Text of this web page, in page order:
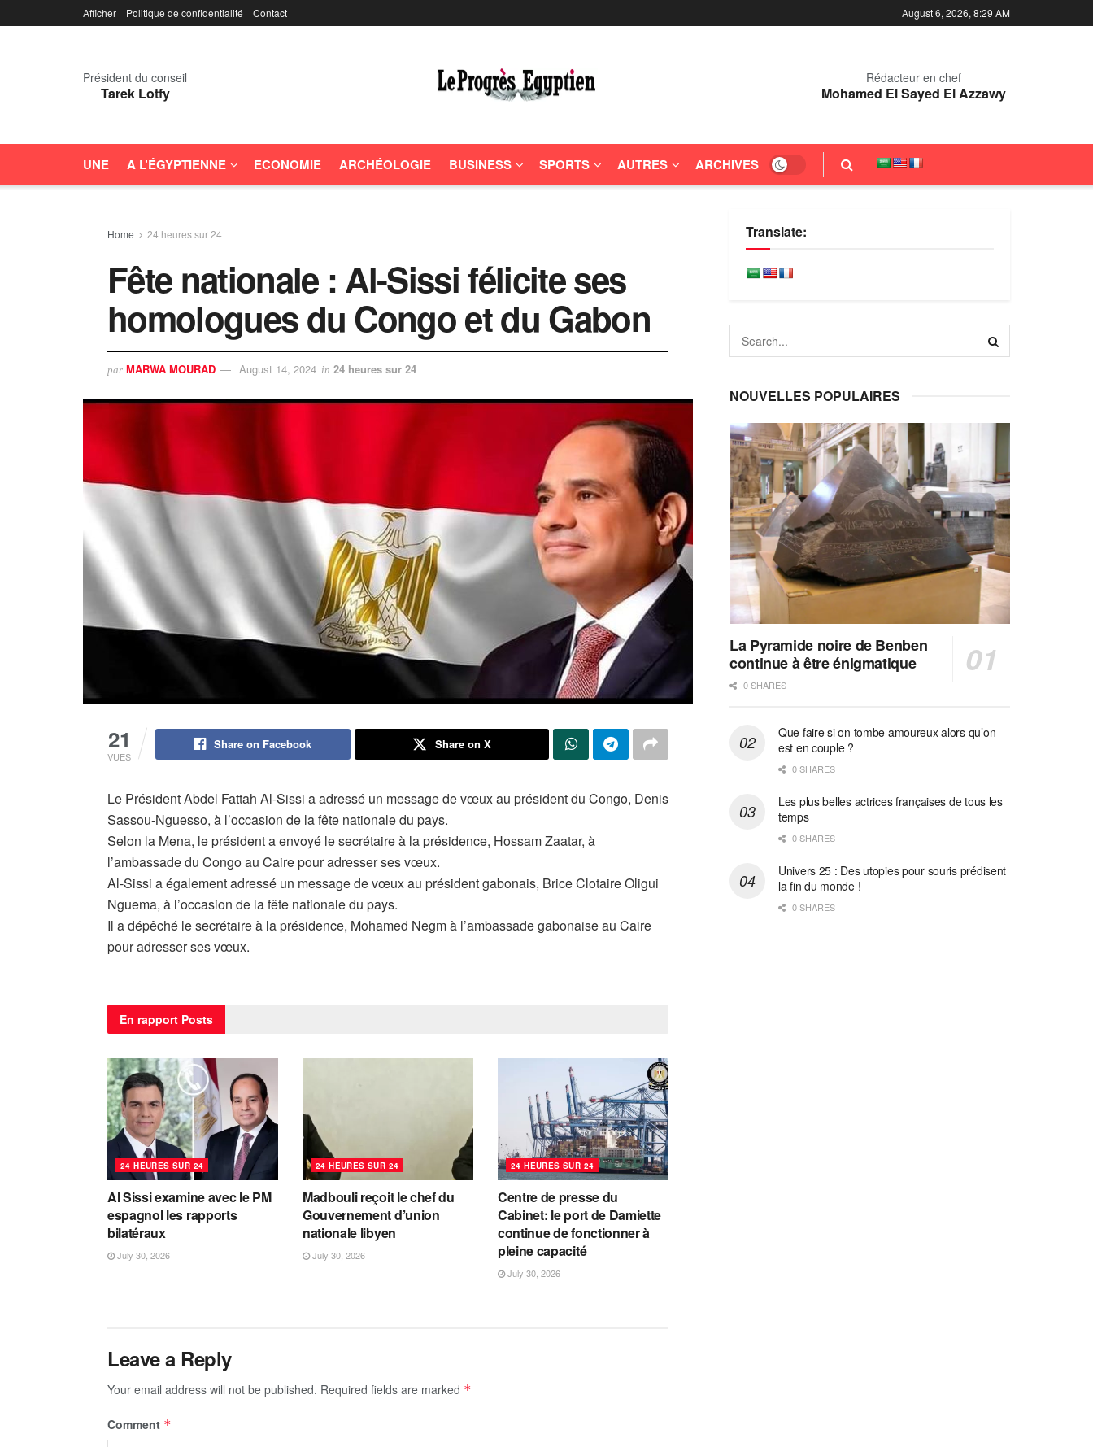
Afficher Politique de confidentialité Contact August 6, 2026, 8:29 AM
Président du conseil
Tarek Lotfy
Rédacteur en chef
Mohamed El Sayed El Azzawy
UNE A L’ÉGYPTIENNE ECONOMIE ARCHÉOLOGIE BUSINESS SPORTS AUTRES ARCHIVES
Home 24 heures sur 24
Fête nationale : Al-Sissi félicite ses
homologues du Congo et du Gabon
par MARWA MOURAD August 14, 2024 in 24 heures sur 24
21
VUES
Share on Facebook Share on X
Le Président Abdel Fattah Al-Sissi a adressé un message de vœux au président du Congo, Denis
Sassou-Nguesso, à l’occasion de la fête nationale du pays.
Selon la Mena, le président a envoyé le secrétaire à la présidence, Hossam Zaatar, à
l’ambassade du Congo au Caire pour adresser ses vœux.
Al-Sissi a également adressé un message de vœux au président gabonais, Brice Clotaire Oligui
Nguema, à l’occasion de la fête nationale du pays.
Il a dépêché le secrétaire à la présidence, Mohamed Negm à l’ambassade gabonaise au Caire
pour adresser ses vœux.
En rapport Posts
24 HEURES SUR 24
Al Sissi examine avec le PM
espagnol les rapports
bilatéraux
July 30, 2026
24 HEURES SUR 24
Madbouli reçoit le chef du
Gouvernement d’union
nationale libyen
July 30, 2026
24 HEURES SUR 24
Centre de presse du
Cabinet: le port de Damiette
continue de fonctionner à
pleine capacité
July 30, 2026
Leave a Reply
Your email address will not be published. Required fields are marked *
Comment *
Translate:
NOUVELLES POPULAIRES
La Pyramide noire de Benben
continue à être énigmatique
0 SHARES
Que faire si on tombe amoureux alors qu’on
est en couple ?
0 SHARES
Les plus belles actrices françaises de tous les
temps
0 SHARES
Univers 25 : Des utopies pour souris prédisent
la fin du monde !
0 SHARES